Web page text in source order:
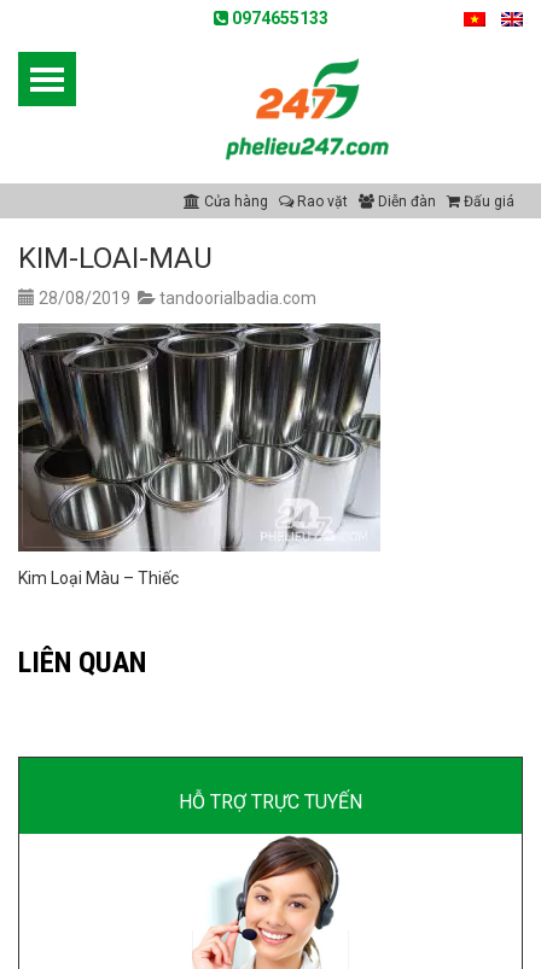
0974655133
Cửa hàng Rao vặt Diễn đàn Đấu giá
KIM-LOAI-MAU
28/08/2019 tandoorialbadia.com
Kim Loại Màu – Thiếc
LIÊN QUAN
HỖ TRỢ TRỰC TUYẾN